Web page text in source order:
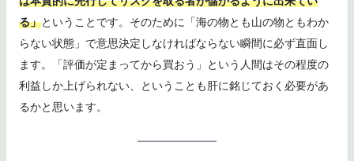
る」ということです。そのために「海の物とも山の物ともわか
らない状態」で意思決定しなければならない瞬間に必ず直面し
ます。「評価が定まってから買おう」という人間はその程度の
利益しか上げられない、ということも肝に銘じておく必要があ
るかと思います。